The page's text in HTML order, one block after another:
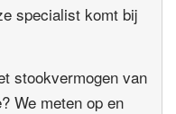
specialist komt bij
stookvermogen van
We meten op en